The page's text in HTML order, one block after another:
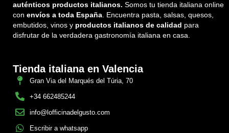
auténticos productos italianos. Somos tu tienda italiana online
con envíos a toda España . Encuentra pasta, salsas, quesos,
embutidos, vinos y productos italianos de calidad para
disfrutar de la verdadera gastronomía italiana en casa.
Tienda italiana en Valencia
Gran Via del Marqués del Túria, 70
+34 662485244
info@lofficinadelgusto.com
Escribir a whatsapp